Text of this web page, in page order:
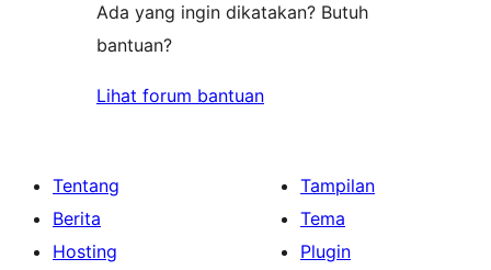
Ada yang ingin dikatakan? Butuh
bantuan?
Lihat forum bantuan
Tentang
Berita
Hosting
Tampilan
Tema
Plugin